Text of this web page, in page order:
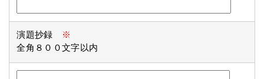
演題抄録
※
全角８００文字以内